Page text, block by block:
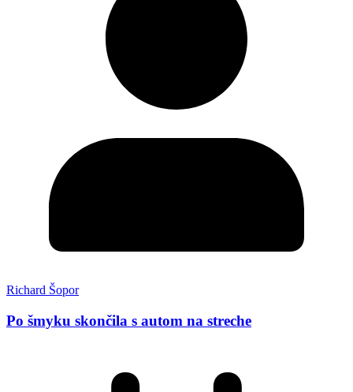
Richard Šopor
Po šmyku skončila s autom na streche